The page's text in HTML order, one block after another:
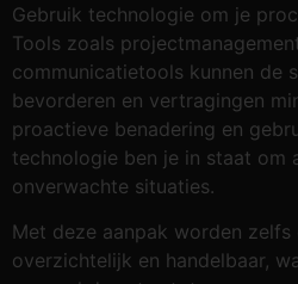
Gebruik technologie om je
Tools zoals
communicatietools kunnen de
bevorderen en vertragingen
proactieve benadering en
technologie ben je in staat om
onverwachte situaties.
Met deze aanpak worden
overzichtelijk en handelbaar,